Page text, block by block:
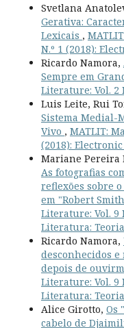
Svetlana
Gerativa:
Lexicais ,
N.º 1 (2018):
Ricardo Namora,
Sempre em
Literature: Vol. 2
Luis Leite, Rui
Sistema Medial-
Vivo , MATLIT:
(2018):
Mariane Pereira
As fotografias
reflexões sobre
em "Robert
Literature: Vol. 9
Literatura:
Ricardo Namora,
desconhecidos
depois de
Literature: Vol. 9
Literatura:
Alice Girotto, Os
cabelo de